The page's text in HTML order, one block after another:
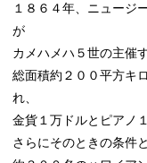
１８６４年、ニュージ
が
カメハメハ５世の主催
総面積約２００平方キ
れ、
金貨１万ドルとピアノ
さらにそのときの条件